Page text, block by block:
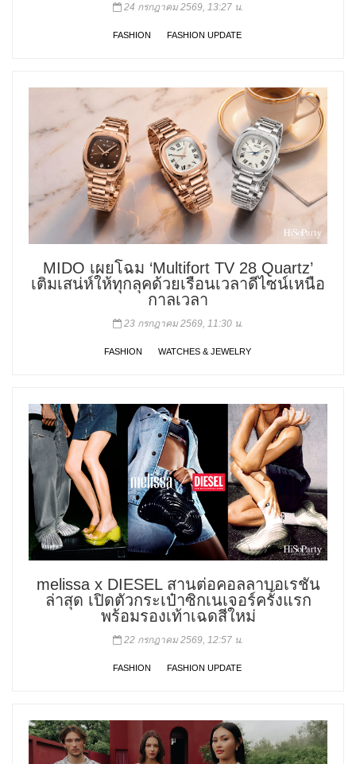
24 กรกฎาคม 2569, 13:27 น.
FASHION FASHION UPDATE
MIDO เผยโฉม ‘Multifort TV 28 Quartz’
เติมเสน่ห์ให้ทุกลุคด้วยเรือนเวลาดีไซน์เหนือ
กาลเวลา
23 กรกฎาคม 2569, 11:30 น.
FASHION WATCHES & JEWELRY
melissa x DIESEL สานต่อคอลลาบอเรชัน
ล่าสุด เปิดตัวกระเป๋าซิกเนเจอร์ครั้งแรก
พร้อมรองเท้าเฉดสีใหม่
22 กรกฎาคม 2569, 12:57 น.
FASHION FASHION UPDATE